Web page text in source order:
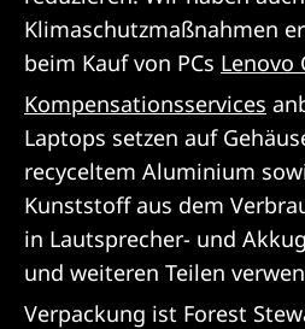
Klimaschutzmaßnahmen
beim Kauf von PCs Lenovo
Kompensationsservices
Laptops setzen auf
recyceltem Aluminium
Kunststoff aus dem
in Lautsprecher- und
und weiteren Teilen
Verpackung ist Forest